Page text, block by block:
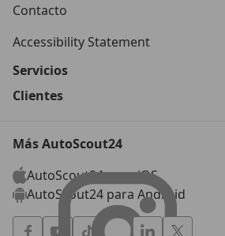
Contacto
Accessibility Statement
Servicios
Clientes
Más AutoScout24
AutoScout24 para iOS
AutoScout24 para Android